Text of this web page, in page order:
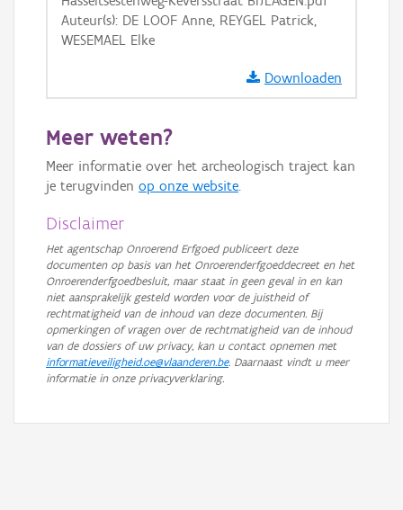
Auteur(s): DE LOOF Anne, REYGEL Patrick,
WESEMAEL Elke
Downloaden
Meer weten?
Meer informatie over het archeologisch traject kan
je terugvinden op onze website.
Disclaimer
Het agentschap Onroerend Erfgoed publiceert deze
documenten op basis van het Onroerenderfgoeddecreet en het
Onroerenderfgoedbesluit, maar staat in geen geval in en kan
niet aansprakelijk gesteld worden voor de juistheid of
rechtmatigheid van de inhoud van deze documenten. Bij
opmerkingen of vragen over de rechtmatigheid van de inhoud
van de dossiers of uw privacy, kan u contact opnemen met
informatieveiligheid.oe@vlaanderen.be. Daarnaast vindt u meer
informatie in onze privacyverklaring.